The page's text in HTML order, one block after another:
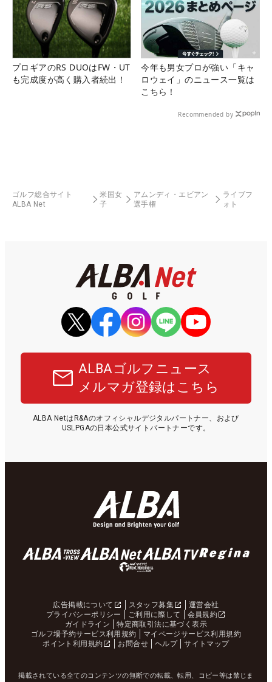
プロギアのRS DUOはFW・UT
も完成度が高く購入者続出！
今年も男女プロが強い「キャ
ロウェイ」のニュース一覧は
こちら！
Recommended by
ゴルフ総合サイト
ALBA Net
米国女
子
アムンディ・エビアン
選手権
ライブフ
ォト
ALBAゴルフニュース
メルマガ登録はこちら
ALBA NetはR&Aのオフィシャルデジタルパートナー、および
USLPGAの日本公式サイトパートナーです。
広告掲載について スタッフ募集
運営会社
プライバシーポリシー
ご利用に際して
会員規約
ガイドライン
特定商取引法に基づく表示
ゴルフ場予約サービス利用規約
マイページサービス利用規約
ポイント利用規約
お問合せ ヘルプ サイトマップ
掲載されている全てのコンテンツの無断での転載、転用、コピー等は禁じま